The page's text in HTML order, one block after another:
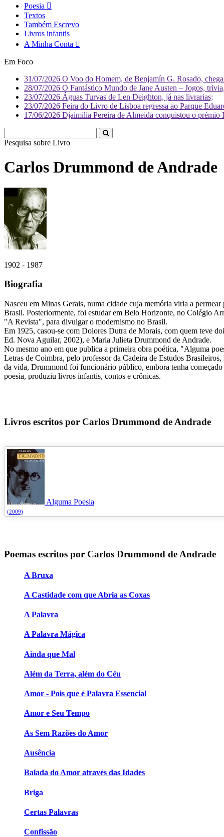
Poesia
Textos
Também Escrevo
Livros infantis
A Minha Conta
Em Foco
31/07/2026 O Voo do Homem, de Benjamín G. Rosado,
28/07/2026 O Fantástico Mundo de Jane Austen – Jogos,
23/07/2026 Águas Turvas de Len Deighton, já nas livrarias;
23/07/2026 Feira do Livro de Lisboa regressa ao Parque
17/06/2026 Djaimilia Pereira de Almeida conquistou o
Pesquisa sobre
Carlos Drummond de Andrade
1902 - 1987
Biografia
Nasceu em Minas Gerais, numa cidade cuja memória viria a
Brasil. Posteriormente, foi estudar em Belo Horizonte, no Colégio
"A Revista", para divulgar o modernismo no Brasil.
Em 1925, casou-se com Dolores Dutra de Morais, com quem teve
Ed. Nova Aguilar, 2002), e Maria Julieta Drummond de Andrade.
No mesmo ano em que publica a primeira obra poética, "Alguma
Letras de Coimbra, pelo professor da Cadeira de Estudos
da vida, Drummond foi funcionário público, embora tenha
poesia, produziu livros infantis, contos e crônicas.
Livros escritos por Carlos Drummond de Andrade
Alguma Poesia
(2009)
Poemas escritos por Carlos Drummond de Andrade
A Bruxa
A Castidade com que Abria as Coxas
A Palavra
A Palavra Mágica
Ainda que Mal
Além da Terra, além do Céu
Amor - Pois que é Palavra Essencial
Amor e Seu Tempo
As Sem Razões do Amor
Ausência
Balada do Amor através das Idades
Briga
Certas Palavras
Confissão